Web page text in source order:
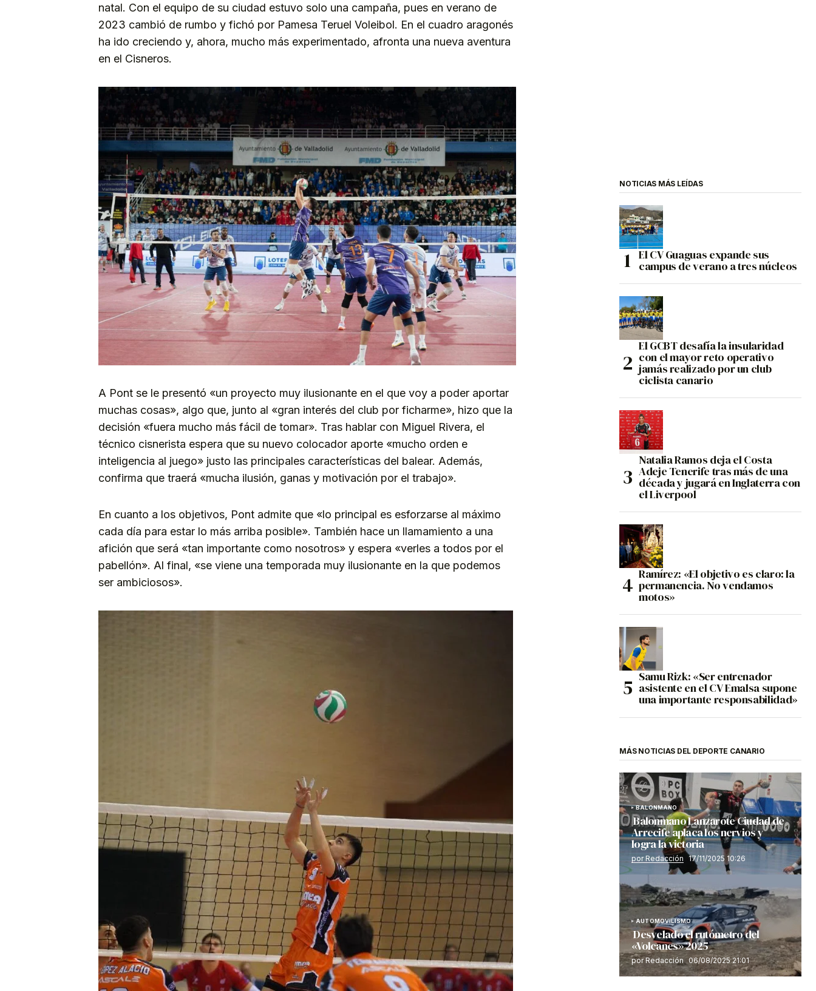
natal. Con el equipo de su ciudad estuvo solo una campaña, pues en verano de
2023 cambió de rumbo y fichó por Pamesa Teruel Voleibol. En el cuadro aragonés
ha ido creciendo y, ahora, mucho más experimentado, afronta una nueva aventura
en el Cisneros.
A Pont se le presentó «un proyecto muy ilusionante en el que voy a poder aportar
muchas cosas», algo que, junto al «gran interés del club por ficharme», hizo que la
decisión «fuera mucho más fácil de tomar». Tras hablar con Miguel Rivera, el
técnico cisnerista espera que su nuevo colocador aporte «mucho orden e
inteligencia al juego» justo las principales características del balear. Además,
confirma que traerá «mucha ilusión, ganas y motivación por el trabajo».
En cuanto a los objetivos, Pont admite que «lo principal es esforzarse al máximo
cada día para estar lo más arriba posible». También hace un llamamiento a una
afición que será «tan importante como nosotros» y espera «verles a todos por el
pabellón». Al final, «se viene una temporada muy ilusionante en la que podemos
ser ambiciosos».
NOTICIAS MÁS LEÍDAS
El CV Guaguas expande sus
campus de verano a tres núcleos
El GCBT desafía la insularidad
con el mayor reto operativo
jamás realizado por un club
ciclista canario
Natalia Ramos deja el Costa
Adeje Tenerife tras más de una
década y jugará en Inglaterra con
el Liverpool
Ramírez: «El objetivo es claro: la
permanencia. No vendamos
motos»
Samu Rizk: «Ser entrenador
asistente en el CV Emalsa supone
una importante responsabilidad»
MÁS NOTICIAS DEL DEPORTE CANARIO
BALONMANO
Balonmano Lanzarote Ciudad de
Arrecife aplaca los nervios y
logra la victoria
por Redacción 17/11/2025 10:26
AUTOMOVILISMO
Desvelado el rutómetro del
«Volcanes» 2025
por Redacción 06/08/2025 21:01